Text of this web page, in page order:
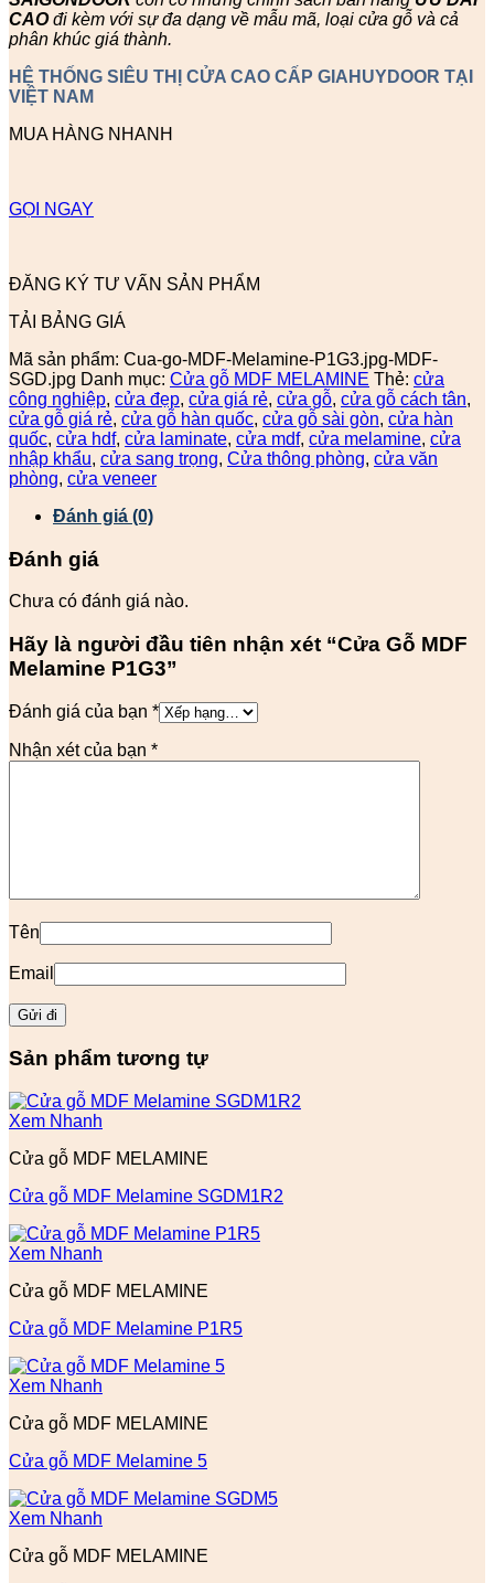
CAOđi kèm với sự đa dạng về mẫu mã, loại cửa gỗ và cả
phân khúc giá thành.
HỆ THỐNG SIÊU THỊ CỬA CAO CẤP GIAHUYDOOR TẠI
VIỆT NAM
MUA HÀNG NHANH
GỌI NGAY
ĐĂNG KÝ TƯ VẤN SẢN PHẨM
TẢI BẢNG GIÁ
Mã sản phẩm: Cua-go-MDF-Melamine-P1G3.jpg-MDF-
SGD.jpg Danh mục: Cửa gỗ MDF MELAMINE Thẻ: cửa
công nghiệp, cửa đẹp, cửa giá rẻ, cửa gỗ, cửa gỗ cách tân,
cửa gỗ giá rẻ, cửa gỗ hàn quốc, cửa gỗ sài gòn, cửa hàn
quốc, cửa hdf, cửa laminate, cửa mdf, cửa melamine, cửa
nhập khẩu, cửa sang trọng, Cửa thông phòng, cửa văn
phòng, cửa veneer
Đánh giá (0)
Đánh giá
Chưa có đánh giá nào.
Hãy là người đầu tiên nhận xét “Cửa Gỗ MDF
Melamine P1G3”
Đánh giá của bạn *
Nhận xét của bạn *
Tên
Email
Sản phẩm tương tự
Xem Nhanh
Cửa gỗ MDF MELAMINE
Cửa gỗ MDF Melamine SGDM1R2
Xem Nhanh
Cửa gỗ MDF MELAMINE
Cửa gỗ MDF Melamine P1R5
Xem Nhanh
Cửa gỗ MDF MELAMINE
Cửa gỗ MDF Melamine 5
Xem Nhanh
Cửa gỗ MDF MELAMINE